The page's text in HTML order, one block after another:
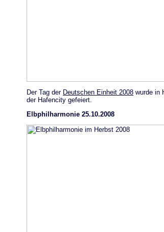
Der Tag der Deutschen Einheit 2008 wurde in
der Hafencity gefeiert.
Elbphilharmonie 25.10.2008